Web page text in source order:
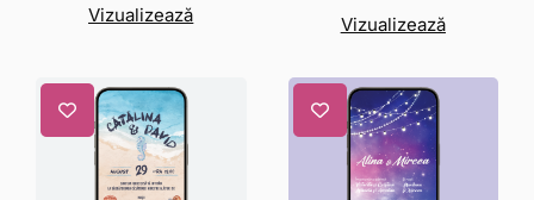
Vizualizează Vizualizează